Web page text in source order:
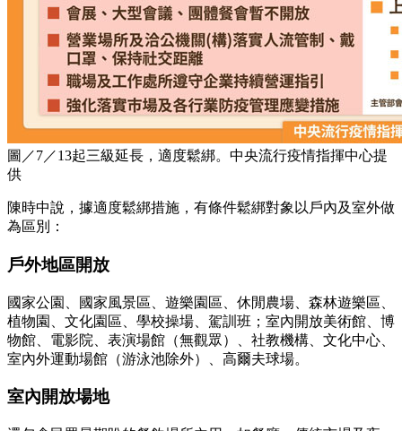
圖／7／13起三級延長，適度鬆綁。中央流行疫情指揮中心提
供
陳時中說，據適度鬆綁措施，有條件鬆綁對象以戶內及室外做
為區別：
戶外地區開放
國家公園、國家風景區、遊樂園區、休閒農場、森林遊樂區、
植物園、文化園區、學校操場、駕訓班；室內開放美術館、博
物館、電影院、表演場館（無觀眾）、社教機構、文化中心、
室內外運動場館（游泳池除外）、高爾夫球場。
室內開放場地